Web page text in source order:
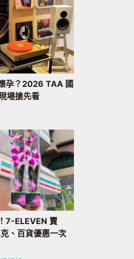
孕？2026 TAA 國
場搶先看
7-ELEVEN 賣
、百貨優惠一次